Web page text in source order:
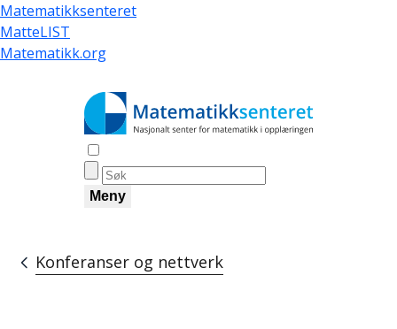
Hopp
til
hovedinnhold
Matematikksenteret
MatteLIST
Matematikk.org
Meny
Navigasjonssti
Konferanser og nettverk